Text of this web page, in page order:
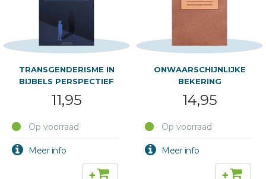
TRANSGENDERISME IN
BIJBELS PERSPECTIEF
11,95
Op voorraad
+
ONWAARSCHIJNLIJKE
BEKERING
14,95
Op voorraad
+